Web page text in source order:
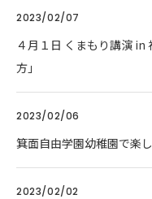
2023/02/07
４月１日 くまもり講演 in
方」
2023/02/06
箕面自由学園幼稚園で楽
2023/02/02